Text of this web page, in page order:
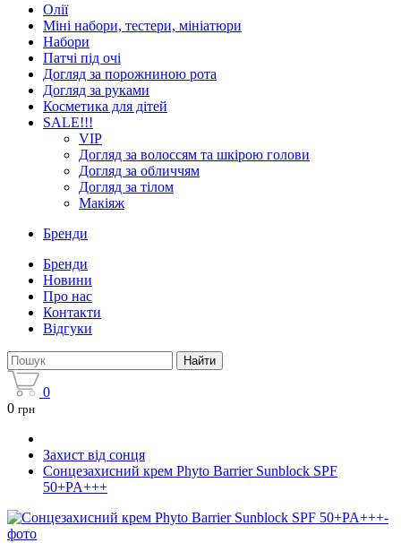
Олії
Міні набори, тестери, мініатюри
Набори
Патчі під очі
Догляд за порожниною рота
Догляд за руками
Косметика для дітей
SALE!!!
VIP
Догляд за волоссям та шкірою голови
Догляд за обличчям
Догляд за тілом
Макіяж
Бренди
Бренди
Новини
Про нас
Контакти
Відгуки
Найти
0
0 грн
Захист від сонця
Сонцезахисний крем Phyto Barrier Sunblock SPF
50+PA+++